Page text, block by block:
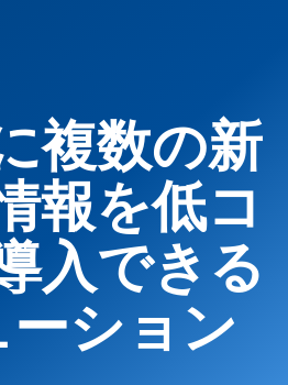
複数の新
報を低コ
入できる
ション